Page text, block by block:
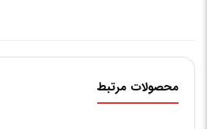
محصولات مرتبط